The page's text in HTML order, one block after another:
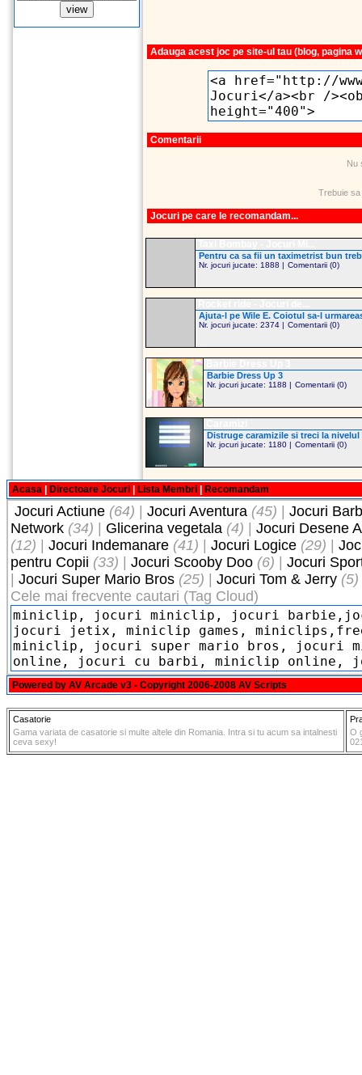
Adauga acest joc pe site-ul tau (blog, pagina
Comentarii
Nu
Trebuie
Jocuri pe care le recomandam...
Pentru ca sa fii un taximetrist bun
Nr. jocuri jucate: 1888 | Comentarii (0)
Ajuta-l pe Wile E. Coiotul sa-l
Nr. jocuri jucate: 2374 | Comentarii (0)
Barbie Dress Up 3
Nr. jocuri jucate: 1188 | Comentarii (0)
Distruge caramizile si treci la nivelul
Nr. jocuri jucate: 1180 | Comentarii (0)
Acasa Directoare Jocuri Lista Membri Recomandam
Jocuri Actiune (64) Jocuri Aventura (45)
Jocuri
Network (34) Glicerina vegetala (4)
Jocuri Desene
(12)
Jocuri Indemanare (41) Jocuri Logice (29)
pentru Copii (33) Jocuri Scooby Doo (6)
Jocuri
Jocuri Super Mario Bros (25) Jocuri Tom & Jerry (5)
Cele mai frecvente cautari (Tag Cloud)
Powered by AV Arcade v3 - Copyright 2006-2008 AV Scripts
Casatorie
Gama variata de casatorie si multe altele din Romania. Intra si tu acum sa intalnesti
ceva sexy!
O